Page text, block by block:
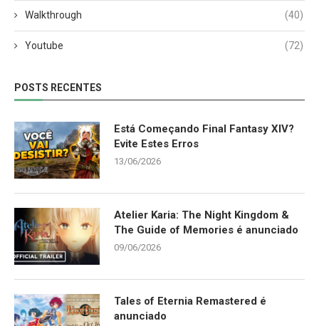
Walkthrough (40)
Youtube (72)
POSTS RECENTES
Está Começando Final Fantasy XIV?
Evite Estes Erros
13/06/2026
Atelier Karia: The Night Kingdom &
The Guide of Memories é anunciado
09/06/2026
Tales of Eternia Remastered é
anunciado